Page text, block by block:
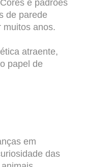
e padrões
de parede
muitos anos.
atraente,
papel de
em
das